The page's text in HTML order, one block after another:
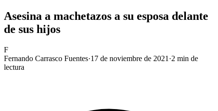
Asesina a machetazos a su esposa delante
de sus hijos
F
Fernando Carrasco Fuentes·17 de noviembre de 2021 ·2 min de
lectura